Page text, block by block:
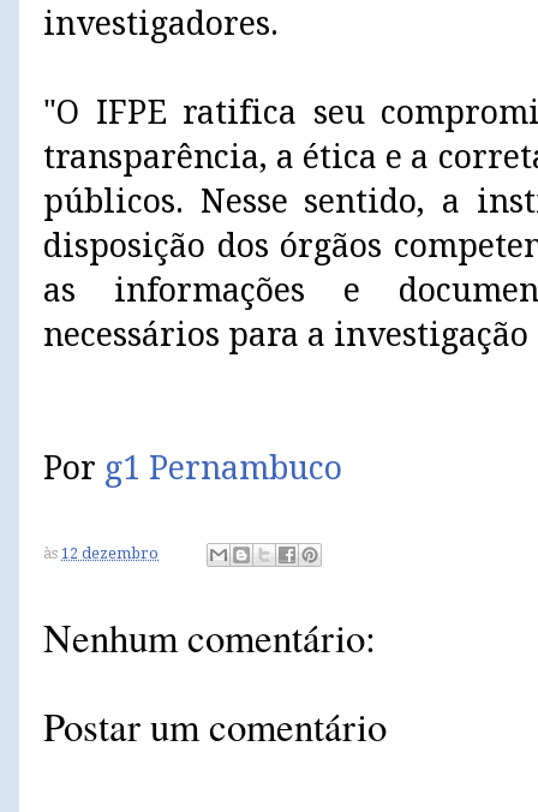
investigadores.
"O IFPE ratifica seu
transparência, a ética e a
públicos. Nesse sentido, a
disposição dos órgãos
as informações e
necessários para a
Por g1 Pernambuco
às 12 dezembro
Nenhum comentário:
Postar um comentário